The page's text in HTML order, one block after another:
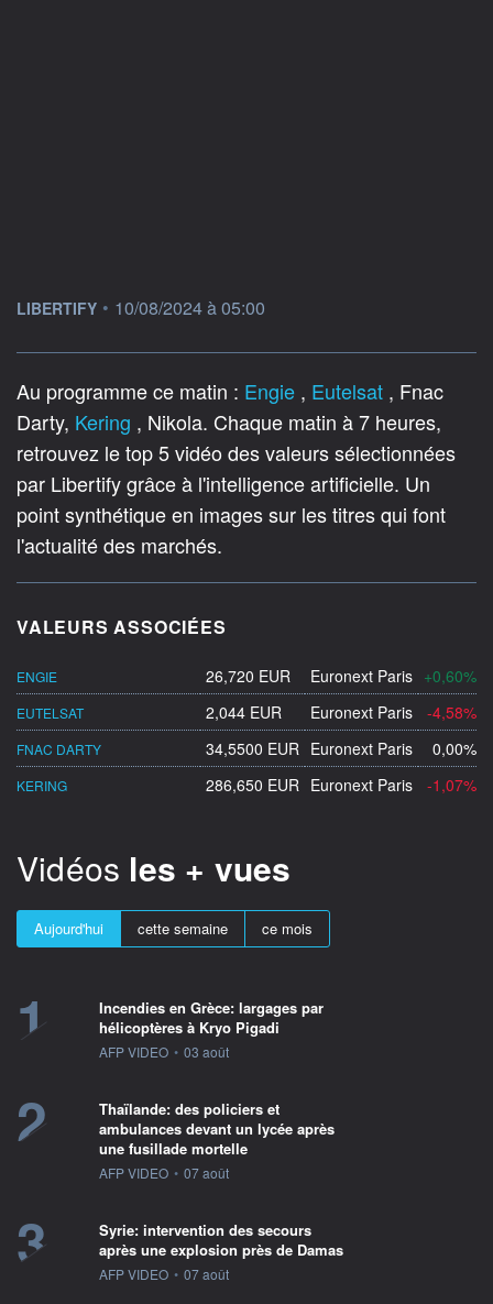
information fournie par
LIBERTIFY • 10/08/2024 à 05:00
Au programme ce matin : Engie , Eutelsat , Fnac
Darty, Kering , Nikola. Chaque matin à 7 heures,
retrouvez le top 5 vidéo des valeurs sélectionnées
par Libertify grâce à l'intelligence artificielle. Un
point synthétique en images sur les titres qui font
l'actualité des marchés.
VALEURS ASSOCIÉES
ENGIE 26,720 EUR Euronext Paris +0,60%
EUTELSAT 2,044 EUR Euronext Paris -4,58%
FNAC DARTY 34,5500 EUR Euronext Paris 0,00%
KERING 286,650 EUR Euronext Paris -1,07%
Vidéos les + vues
Aujourd'hui cette semaine ce mois
1
Incendies en Grèce: largages par
hélicoptères à Kryo Pigadi
information fournie par
AFP VIDEO • 03 août
2
Thaïlande: des policiers et
ambulances devant un lycée après
une fusillade mortelle
information fournie par
AFP VIDEO • 07 août
3
Syrie: intervention des secours
après une explosion près de Damas
information fournie par
AFP VIDEO • 07 août